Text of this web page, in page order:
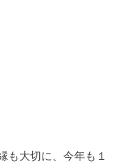
も大切に、今年も１